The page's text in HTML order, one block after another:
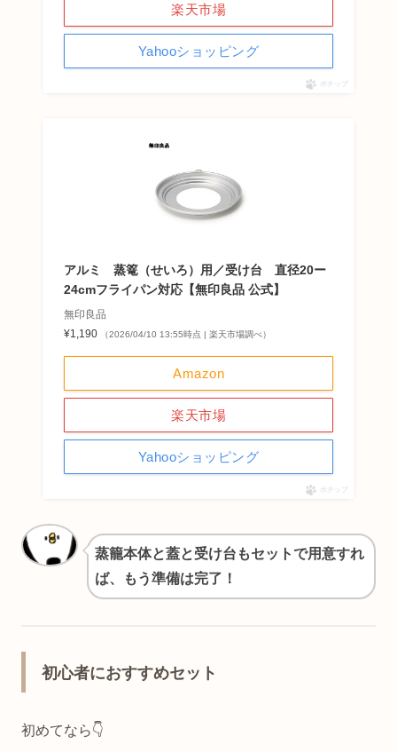
楽天市場
Yahooショッピング
ポチップ
アルミ 蒸篭（せいろ）用／受け台 直径20ー
24cmフライパン対応【無印良品 公式】
無印良品
¥1,190
（2026/04/10 13:55時点 | 楽天市場調べ）
Amazon
楽天市場
Yahooショッピング
ポチップ
蒸籠本体と蓋と受け台もセットで用意すれ
ば、もう準備は完了！
初心者におすすめセット
初めてなら👇